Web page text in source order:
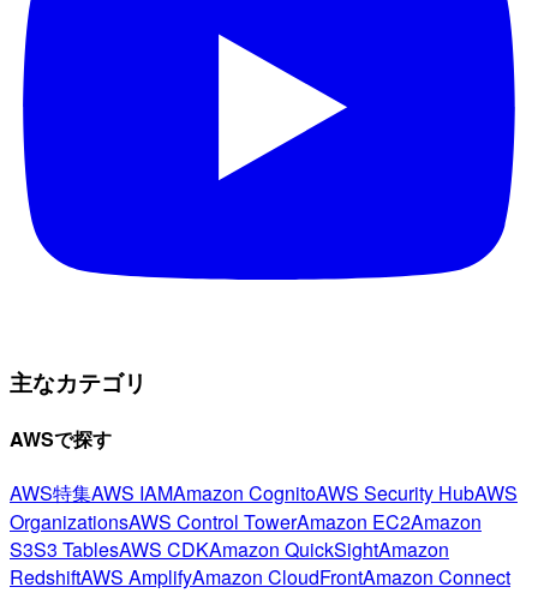
主なカテゴリ
AWSで探す
AWS特集AWS IAMAmazon CognitoAWS Security HubAWS
OrganizationsAWS Control TowerAmazon EC2Amazon
S3S3 TablesAWS CDKAmazon QuickSightAmazon
RedshiftAWS AmplifyAmazon CloudFrontAmazon Connect